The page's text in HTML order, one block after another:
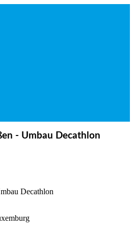
- Umbau Decathlon
Decathlon